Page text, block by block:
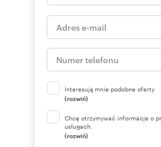
Interesują mnie podobne oferty
(rozwiń)
Chcę otrzymywać informacje o
usługach.
(rozwiń)